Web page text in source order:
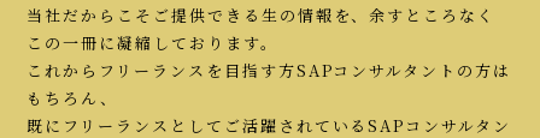
当社だからこそご提供できる生の情報を、余すところなく
この一冊に凝縮しております。
これからフリーランスを目指す方SAPコンサルタントの方は
もちろん、
既にフリーランスとしてご活躍されているSAPコンサルタン